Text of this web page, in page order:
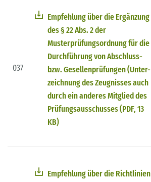
037
Empfehlung über die Ergänzung
des § 22 Abs. 2 der
Musterprüfungsordnung für die
Durchführung von Abschluss-
bzw. Gesellenprüfungen (Unter-
zeichnung des Zeugnisses auch
durch ein anderes Mitglied des
Prüfungsausschusses (PDF, 13
KB)
Empfehlung über die Richtlinien